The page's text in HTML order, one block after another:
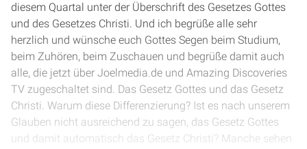
diesem Quartal unter der Überschrift des Gesetzes Gottes
und des Gesetzes Christi. Und ich begrüße alle sehr
herzlich und wünsche euch Gottes Segen beim Studium,
beim Zuhören, beim Zuschauen und begrüße damit auch
alle, die jetzt über Joelmedia.de und Amazing Discoveries
TV zugeschaltet sind. Das Gesetz Gottes und das Gesetz
Christi. Warum diese Differenzierung? Ist es nach unserem
Glauben nicht ausreichend zu sagen, das Gesetz Gottes
und damit automatisch das Gesetz Christi? Manche sehen